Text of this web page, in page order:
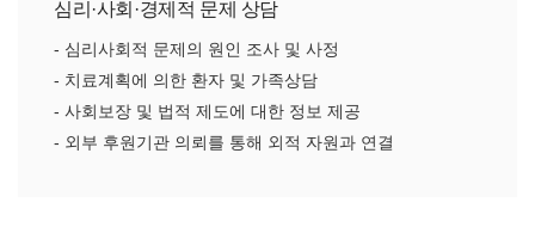
심리·사회·경제적 문제 상담
- 심리사회적 문제의 원인 조사 및 사정
- 치료계획에 의한 환자 및 가족상담
- 사회보장 및 법적 제도에 대한 정보 제공
- 외부 후원기관 의뢰를 통해 외적 자원과 연결